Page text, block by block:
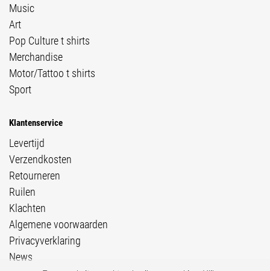
Music
Art
Pop Culture t shirts
Merchandise
Motor/Tattoo t shirts
Sport
Klantenservice
Levertijd
Verzendkosten
Retourneren
Ruilen
Klachten
Algemene voorwaarden
Privacyverklaring
News